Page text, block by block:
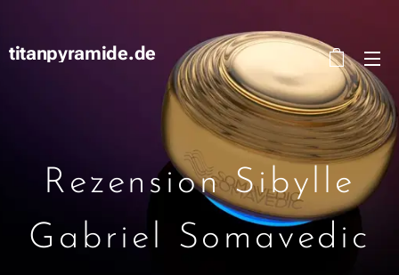
titanpyramide.de
Rezension Sibylle
Gabriel Somavedic